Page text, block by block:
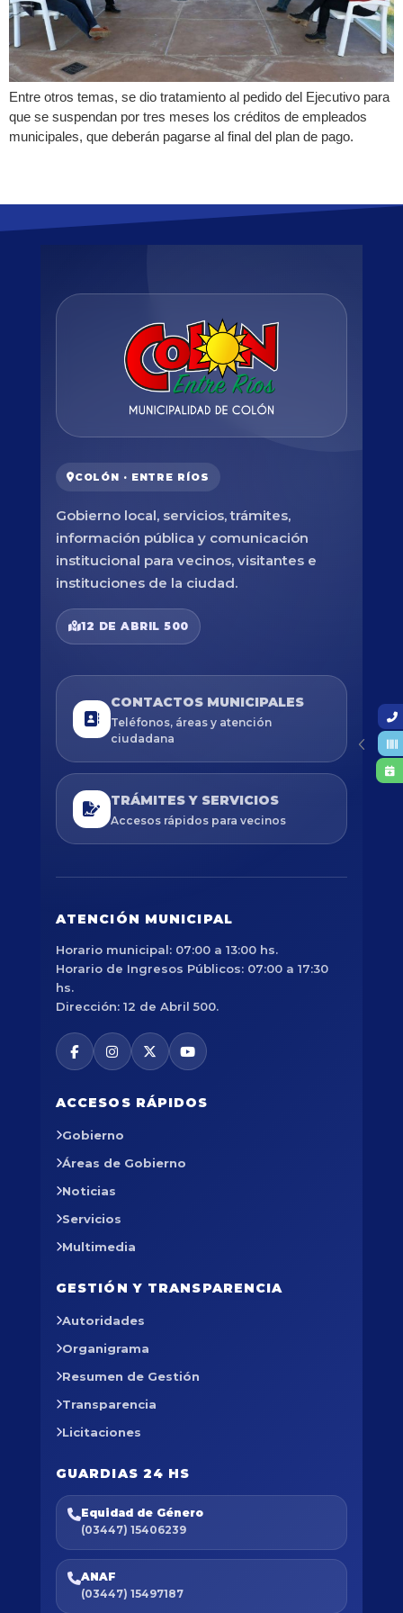
Entre otros temas, se dio tratamiento al pedido del Ejecutivo para
que se suspendan por tres meses los créditos de empleados
municipales, que deberán pagarse al final del plan de pago.
COLÓN · ENTRE RÍOS
Gobierno local, servicios, trámites,
información pública y comunicación
institucional para vecinos, visitantes e
instituciones de la ciudad.
12 DE ABRIL 500
CONTACTOS MUNICIPALES
Teléfonos, áreas y atención
ciudadana
TRÁMITES Y SERVICIOS
Accesos rápidos para vecinos
ATENCIÓN MUNICIPAL
Horario municipal: 07:00 a 13:00 hs.
Horario de Ingresos Públicos: 07:00 a 17:30
hs.
Dirección: 12 de Abril 500.
ACCESOS RÁPIDOS
Gobierno
Áreas de Gobierno
Noticias
Servicios
Multimedia
GESTIÓN Y TRANSPARENCIA
Autoridades
Organigrama
Resumen de Gestión
Transparencia
Licitaciones
GUARDIAS 24 HS
Equidad de Género
(03447) 15406239
ANAF
(03447) 15497187